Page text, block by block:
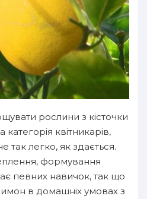
рослини з кісточки
квітникарів,
так легко, як здається.
формування
певних навичок, так що
в домашніх умовах з